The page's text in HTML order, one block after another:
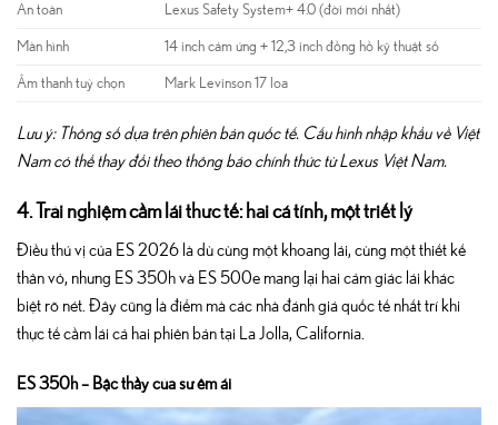
An toàn Lexus Safety System+ 4.0 (đời mới nhất)
Màn hình 14 inch cảm ứng + 12,3 inch đồng hồ kỹ thuật số
Âm thanh tuỳ chọn Mark Levinson 17 loa
Lưu ý: Thông số dựa trên phiên bản quốc tế. Cấu hình nhập khẩu về Việt
Nam có thể thay đổi theo thông báo chính thức từ Lexus Việt Nam.
4. Trải nghiệm cầm lái thực tế: hai cá tính, một triết lý
Điều thú vị của ES 2026 là dù cùng một khoang lái, cùng một thiết kế
thân vỏ, nhưng ES 350h và ES 500e mang lại hai cảm giác lái khác
biệt rõ nét. Đây cũng là điểm mà các nhà đánh giá quốc tế nhất trí khi
thực tế cầm lái cả hai phiên bản tại La Jolla, California.
ES 350h – Bậc thầy của sự êm ái